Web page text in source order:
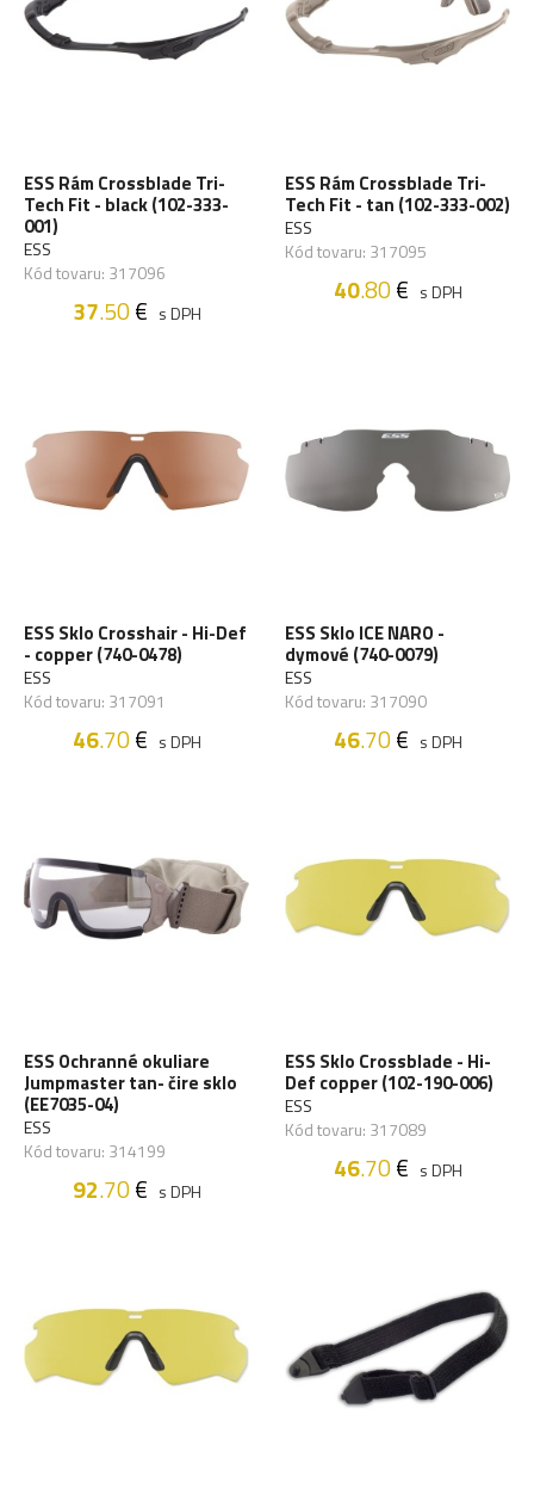
ESS Rám Crossblade Tri-
Tech Fit - black (102-333-
001)
ESS
Kód tovaru: 317096
37.50€ s DPH
ESS Rám Crossblade Tri-
Tech Fit - tan (102-333-002)
ESS
Kód tovaru: 317095
40.80€ s DPH
ESS Sklo Crosshair - Hi-Def
- copper (740-0478)
ESS
Kód tovaru: 317091
46.70€ s DPH
ESS Sklo ICE NARO -
dymové (740-0079)
ESS
Kód tovaru: 317090
46.70€ s DPH
ESS Ochranné okuliare
Jumpmaster tan- čire sklo
(EE7035-04)
ESS
Kód tovaru: 314199
92.70€ s DPH
ESS Sklo Crossblade - Hi-
Def copper (102-190-006)
ESS
Kód tovaru: 317089
46.70€ s DPH